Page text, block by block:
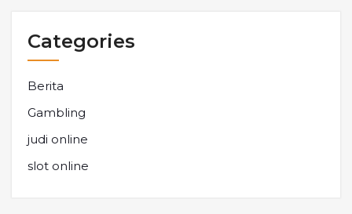
Categories
Berita
Gambling
judi online
slot online